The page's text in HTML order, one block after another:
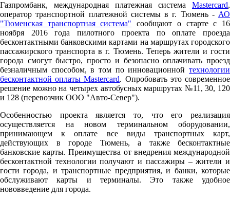
Газпромбанк, международная платежная система Mastercard,
оператор транспортной платежной системы в г. Тюмень - АО
"Тюменская транспортная система" сообщают о старте c 16
ноября 2016 года пилотного проекта по оплате проезда
бесконтактными банковскими картами на маршрутах городского
пассажирского транспорта в г. Тюмень. Теперь жители и гости
города смогут быстро, просто и безопасно оплачивать проезд
безналичным способом, в том по инновационной технологии
бесконтактной оплаты Mastercard. Опробовать это современное
решение можно на четырех автобусных маршрутах №11, 30, 120
и 128 (перевозчик ООО "Авто-Север").
Особенностью проекта является то, что его реализация
осуществляется на новом терминальном оборудовании,
принимающем к оплате все виды транспортных карт,
действующих в городе Тюмень, а также бесконтактные
банковские карты. Преимущества от внедрения международной
бесконтактной технологии получают и пассажиры – жители и
гости города, и транспортные предприятия, и банки, которые
обслуживают карты и терминалы. Это также удобное
нововведение для города.